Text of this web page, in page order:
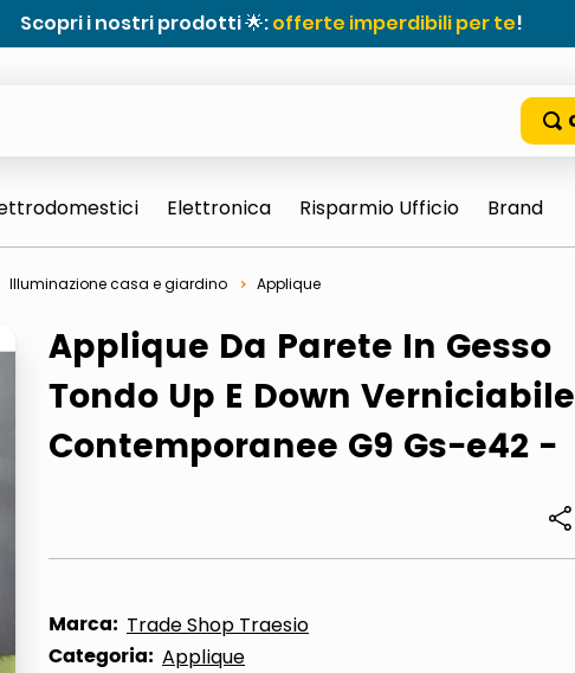
Scopri i nostri prodotti 🌟:offerte imperdibili per te!
0703 thin rotondo sun
Elettronica Risparmio Ufficio Brand
Illuminazione casa e giardino Applique
Applique Da Parete In Gesso
Tondo Up E Down Verniciabile
Contemporanee G9 Gs-e42 -
Marca: Trade Shop Traesio
Categoria: Applique